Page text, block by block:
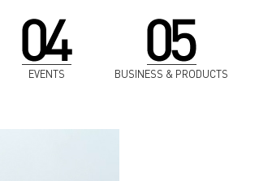
EVENTS BUSINESS & PRODUCTS